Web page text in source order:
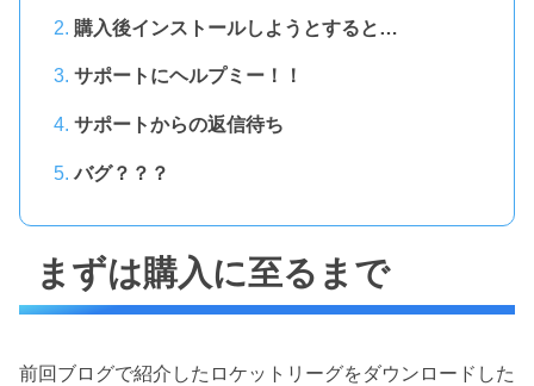
購入後インストールしようとすると…
サポートにヘルプミー！！
サポートからの返信待ち
バグ？？？
まずは購入に至るまで
前回ブログで紹介したロケットリーグをダウンロードした